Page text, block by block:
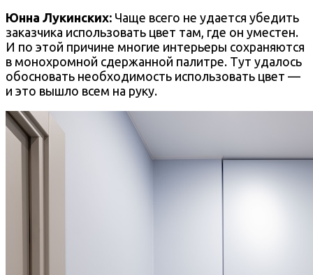
Юнна Лукинских: Чаще всего не удается убедить
заказчика использовать цвет там, где он уместен.
И по этой причине многие интерьеры сохраняются
в монохромной сдержанной палитре. Тут удалось
обосновать необходимость использовать цвет —
и это вышло всем на руку.